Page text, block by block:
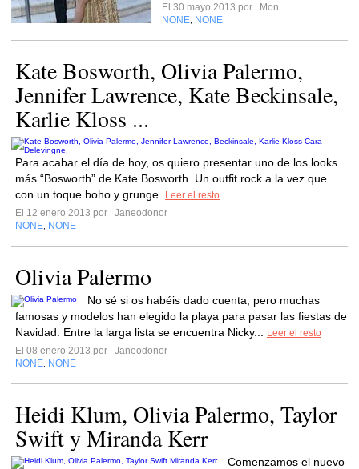
El 30 mayo 2013 por
Mon
NONE NONE
Kate Bosworth, Olivia Palermo,
Jennifer Lawrence, Kate Beckinsale,
Karlie Kloss ...
Para acabar el día de hoy, os quiero presentar uno de los looks
más “Bosworth” de Kate Bosworth. Un outfit rock a la vez que
con un toque boho y grunge.
Leer el resto
El 12 enero 2013 por
Janeodonor
NONE NONE
Olivia Palermo
No sé si os habéis dado cuenta, pero muchas
famosas y modelos han elegido la playa para pasar las fiestas de
Navidad. Entre la larga lista se encuentra Nicky...
Leer el resto
El 08 enero 2013 por
Janeodonor
NONE NONE
Heidi Klum, Olivia Palermo, Taylor
Swift y Miranda Kerr
Comenzamos el nuevo